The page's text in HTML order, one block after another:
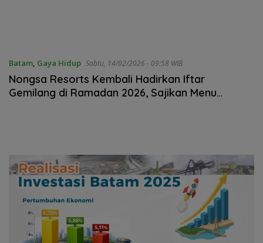
Batam, Gaya Hidup Sabtu, 14/02/2026 - 09:58 WIB
Nongsa Resorts Kembali Hadirkan Iftar
Gemilang di Ramadan 2026, Sajikan Menu